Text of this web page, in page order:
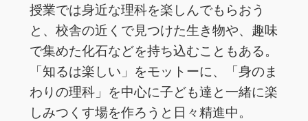
授業では身近な理科を楽しんでもらおう
と、校舎の近くで見つけた生き物や、趣味
で集めた化石などを持ち込むこともある。
「知るは楽しい」をモットーに、「身のま
わりの理科」を中心に子ども達と一緒に楽
しみつくす場を作ろうと日々精進中。